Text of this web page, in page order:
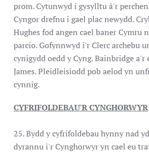
prom. Cytunwyd i gysylltu â'r
Cyngor drefnu i gael plac newydd.
Hughes fod angen cael baner Cymru
parcio. Gofynnwyd i'r Clerc archebu
cynigydd oedd y Cyng. Bainbridge a'r
James. Pleidleisiodd pob aelod yn
cynnig.
CYFRIFOLDEBAU'R CYNGHORWYR
25. Bydd y cyfrifoldebau hynny nad
dyrannu i'r Cynghorwyr yn cael eu